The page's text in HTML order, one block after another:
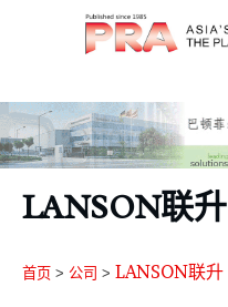
LANSON联升
首页 > 公司 > LANSON联升